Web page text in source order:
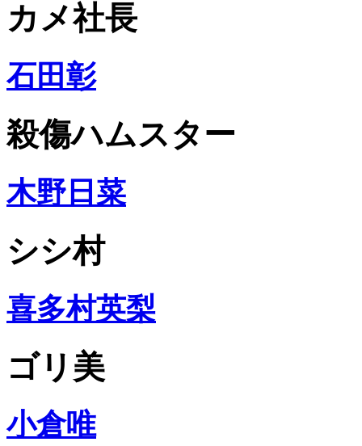
カメ社長
石田彰
殺傷ハムスター
木野日菜
シシ村
喜多村英梨
ゴリ美
小倉唯